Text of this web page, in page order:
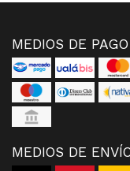
MEDIOS DE PAGO
MEDIOS DE